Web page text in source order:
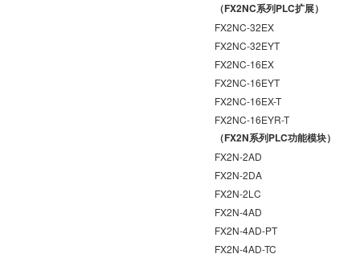
（FX2NC系列PLC扩展）
FX2NC-32EX
FX2NC-32EYT
FX2NC-16EX
FX2NC-16EYT
FX2NC-16EX-T
FX2NC-16EYR-T
（FX2N系列PLC功能模块）
FX2N-2AD
FX2N-2DA
FX2N-2LC
FX2N-4AD
FX2N-4AD-PT
FX2N-4AD-TC